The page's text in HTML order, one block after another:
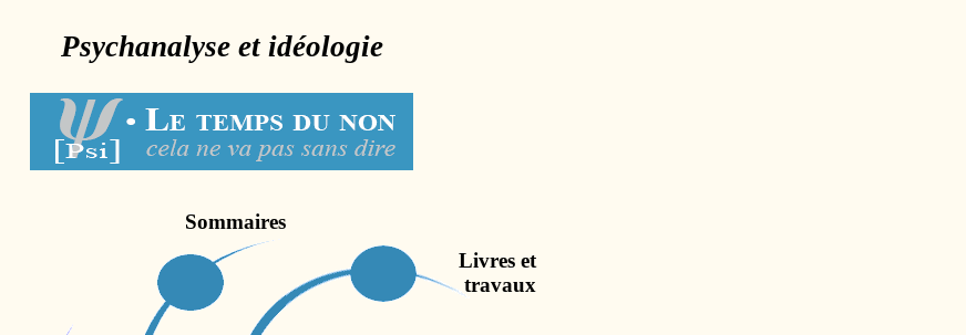
Psychanalyse et idéologie
Sommaires
Livres et
travaux